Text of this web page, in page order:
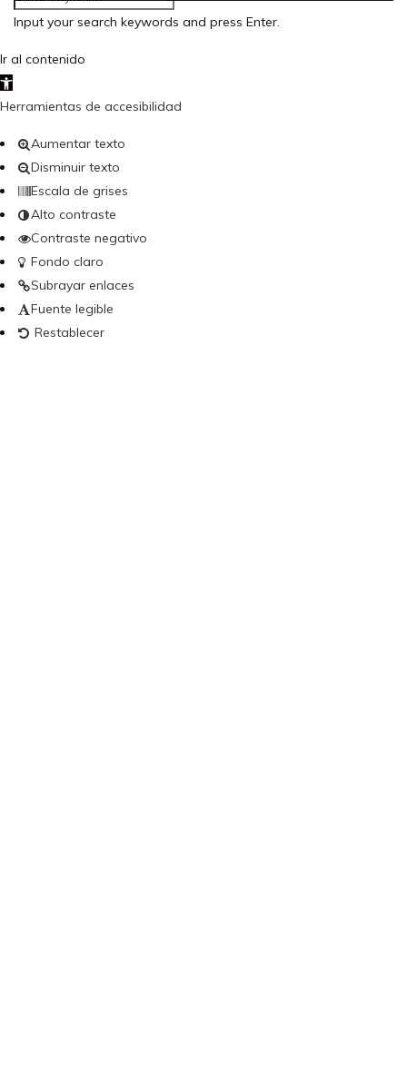
Input your search keywords and press Enter.
Ir al contenido
Abrir barra de herramientas
Herramientas de accesibilidad
Aumentar texto
Disminuir texto
Escala de grises
Alto contraste
Contraste negativo
Fondo claro
Subrayar enlaces
Fuente legible
Restablecer